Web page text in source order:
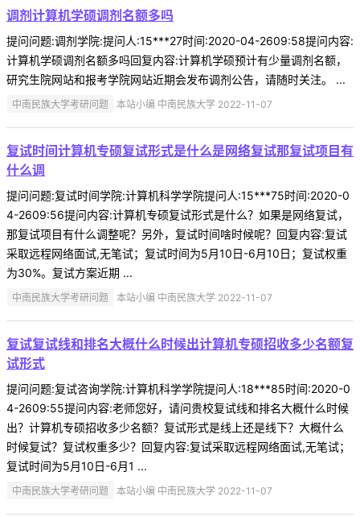
调剂计算机学硕调剂名额多吗
提问问题:调剂学院:提问人:15***27时间:2020-04-2609:58提问内容:
计算机学硕调剂名额多吗回复内容:计算机学硕预计有少量调剂名额，
研究生院网站和报考学院网站近期会发布调剂公告，请随时关注。 ...
中南民族大学考研问题 本站小编 中南民族大学 2022-11-07
复试时间计算机专硕复试形式是什么是网络复试那复试项目有
什么调
提问问题:复试时间学院:计算机科学学院提问人:15***75时间:2020-0
4-2609:56提问内容:计算机专硕复试形式是什么？如果是网络复试，
那复试项目有什么调整呢？另外，复试时间啥时候呢？回复内容:复试
采取远程网络面试,无笔试；复试时间为5月10日-6月10日；复试权重
为30%。复试方案近期 ...
中南民族大学考研问题 本站小编 中南民族大学 2022-11-07
复试复试线和排名大概什么时候出计算机专硕招收多少名额复
试形式
提问问题:复试咨询学院:计算机科学学院提问人:18***85时间:2020-0
4-2609:55提问内容:老师您好，请问贵校复试线和排名大概什么时候
出？计算机专硕招收多少名额？复试形式是线上还是线下？大概什么
时候复试？复试权重多少？回复内容:复试采取远程网络面试,无笔试；
复试时间为5月10日-6月1 ...
中南民族大学考研问题 本站小编 中南民族大学 2022-11-07